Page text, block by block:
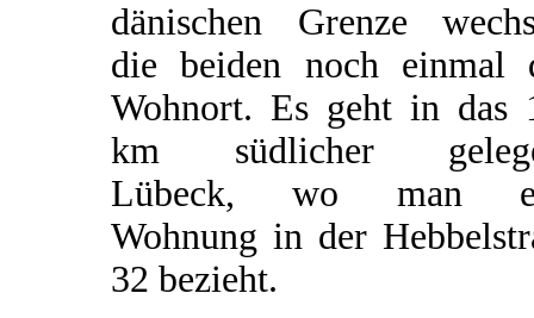
dänischen Grenze
die beiden noch einmal
Wohnort. Es geht in das
km südlicher
Lübeck, wo man
Wohnung in der
32 bezieht.